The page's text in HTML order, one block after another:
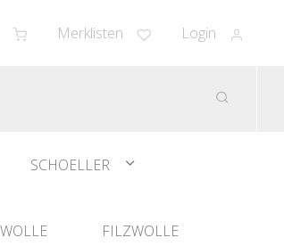
Merklisten Login
SCHOELLER
FILZWOLLE